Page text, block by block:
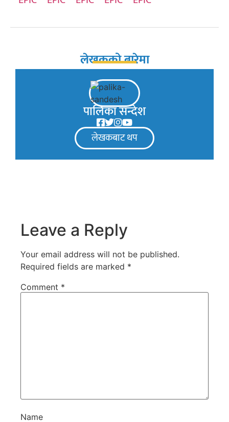
लेखकको बारेमा
पालिका सन्देश
लेखकबाट थप
Leave a Reply
Your email address will not be published.
Required fields are marked *
Comment *
Name